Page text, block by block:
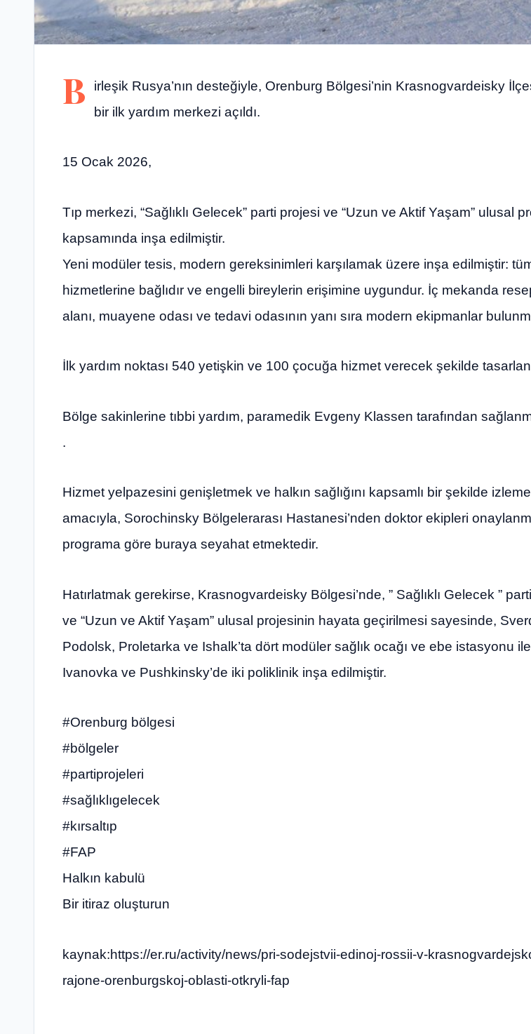
B
irleşik Rusya’nın desteğiyle, Orenburg Bölgesi’nin Krasnogvardeisky
bir ilk yardım merkezi açıldı.
15 Ocak 2026,
Tıp merkezi, “Sağlıklı Gelecek” parti projesi ve “Uzun ve Aktif Yaşam” ulusal
kapsamında inşa edilmiştir.
Yeni modüler tesis, modern gereksinimleri karşılamak üzere inşa edilmiştir:
hizmetlerine bağlıdır ve engelli bireylerin erişimine uygundur. İç mekanda
alanı, muayene odası ve tedavi odasının yanı sıra modern ekipmanlar
İlk yardım noktası 540 yetişkin ve 100 çocuğa hizmet verecek şekilde
Bölge sakinlerine tıbbi yardım, paramedik Evgeny Klassen tarafından
.
Hizmet yelpazesini genişletmek ve halkın sağlığını kapsamlı bir şekilde
amacıyla, Sorochinsky Bölgelerarası Hastanesi’nden doktor ekipleri
programa göre buraya seyahat etmektedir.
Hatırlatmak gerekirse, Krasnogvardeisky Bölgesi’nde, ” Sağlıklı Gelecek ”
ve “Uzun ve Aktif Yaşam” ulusal projesinin hayata geçirilmesi sayesinde,
Podolsk, Proletarka ve Ishalk’ta dört modüler sağlık ocağı ve ebe istasyonu ile
Ivanovka ve Pushkinsky’de iki poliklinik inşa edilmiştir.
#Orenburg bölgesi
#bölgeler
#partiprojeleri
#sağlıklıgelecek
#kırsaltıp
#FAP
Halkın kabulü
Bir itiraz oluşturun
kaynak:https://er.ru/activity/news/pri-sodejstvii-edinoj-rossii-v-
rajone-orenburgskoj-oblasti-otkryli-fap